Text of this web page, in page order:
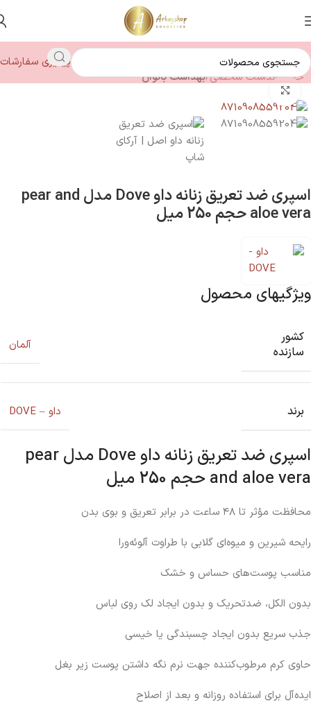
پیگیری سفارشات
خانه بهداشت شخصی بهداشت بانوان
اسپری ضد تعریق زنانه داو Dove مدل pear and
aloe vera حجم 250 میل
ویژگیهای محصول
کشور
سازنده
آلمان
برند داو – DOVE
اسپری ضد تعریق زنانه داو Dove مدل pear
and aloe vera حجم 250 میل
محافظت مؤثر تا ۴۸ ساعت در برابر تعریق و بوی بدن
رایحه شیرین و میوه‌ای گلابی با طراوت آلوئه‌ورا
مناسب پوست‌های حساس و خشک
بدون الکل، ضدتحریک و بدون ایجاد لک روی لباس
جذب سریع بدون ایجاد چسبندگی یا خیسی
حاوی کرم مرطوب‌کننده جهت نرم نگه داشتن پوست زیر بغل
ایده‌آل برای استفاده روزانه و بعد از اصلاح